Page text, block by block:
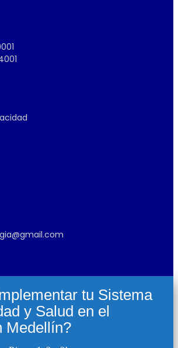
tu Sistema
y Salud en el
Medellín?